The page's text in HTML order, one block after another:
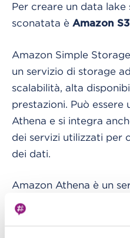
Per creare un data lake
sconatata è Amazon
Amazon Simple
un servizio di storage
scalabilità, alta
prestazioni. Può
Athena e si integra
dei servizi utilizzati per
dei dati.
Amazon Athena è un
che semplifica l'analisi
utilizzando SQL